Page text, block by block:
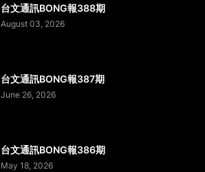
台文通訊BONG報388期
August 03, 2026
台文通訊BONG報387期
June 26, 2026
台文通訊BONG報386期
May 18, 2026